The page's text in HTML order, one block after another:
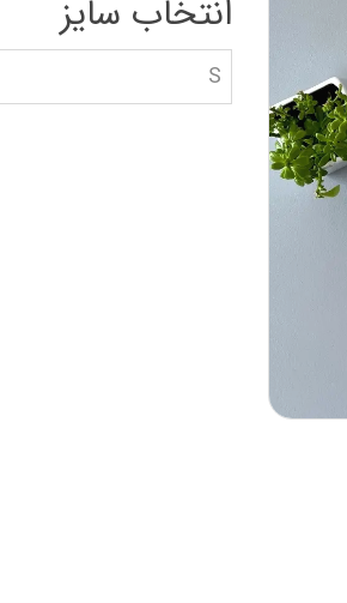
سویشرت بلوز هودی
جوراب دستکش
انتخاب سایز
S